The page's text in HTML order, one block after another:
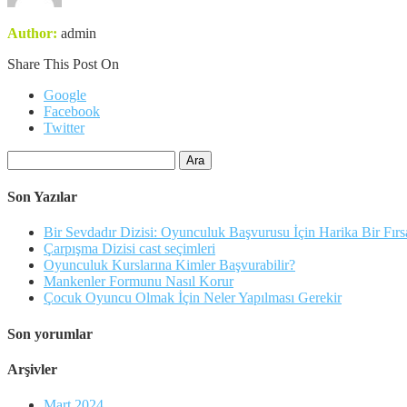
Author: admin
Share This Post On
Google
Facebook
Twitter
Son Yazılar
Bir Sevdadır Dizisi: Oyunculuk Başvurusu İçin Harika Bir
Çarpışma Dizisi cast seçimleri
Oyunculuk Kurslarına Kimler Başvurabilir?
Mankenler Formunu Nasıl Korur
Çocuk Oyuncu Olmak İçin Neler Yapılması Gerekir
Son yorumlar
Arşivler